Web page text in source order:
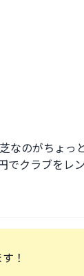
なのがちょっ
クラブをレン
！